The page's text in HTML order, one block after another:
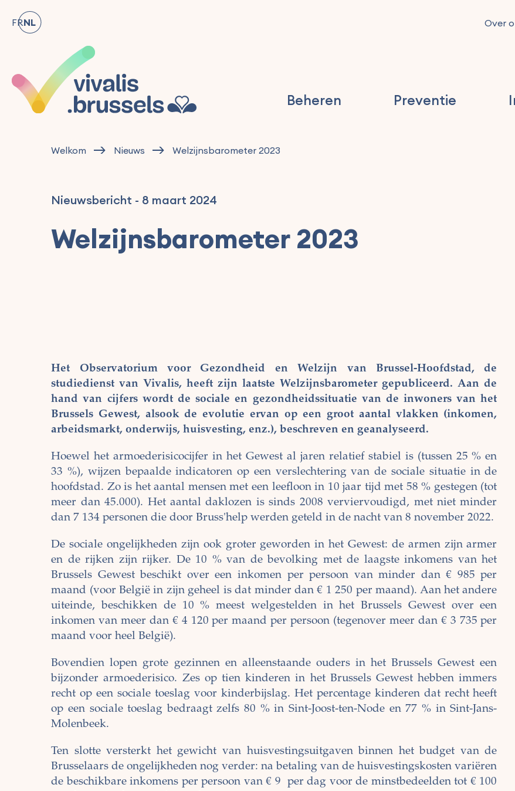
FRNL Over
Beheren Preventie
Welkom Nieuws Welzijnsbarometer 2023
Nieuwsbericht - 8 maart 2024
Welzijnsbarometer 2023
Het Observatorium voor Gezondheid en Welzijn van Brussel-Hoofdstad, de
studiedienst van Vivalis, heeft zijn laatste Welzijnsbarometer gepubliceerd. Aan de
hand van cijfers wordt de sociale en gezondheidssituatie van de inwoners van het
Brussels Gewest, alsook de evolutie ervan op een groot aantal vlakken (inkomen,
arbeidsmarkt, onderwijs, huisvesting, enz.), beschreven en geanalyseerd.
Hoewel het armoederisicocijfer in het Gewest al jaren relatief stabiel is (tussen 25 % en
33 %), wijzen bepaalde indicatoren op een verslechtering van de sociale situatie in de
hoofdstad. Zo is het aantal mensen met een leefloon in 10 jaar tijd met 58 % gestegen (tot
meer dan 45.000). Het aantal daklozen is sinds 2008 verviervoudigd, met niet minder
dan 7 134 personen die door Bruss'help werden geteld in de nacht van 8 november 2022.
De sociale ongelijkheden zijn ook groter geworden in het Gewest: de armen zijn armer
en de rijken zijn rijker. De 10 % van de bevolking met de laagste inkomens van het
Brussels Gewest beschikt over een inkomen per persoon van minder dan € 985 per
maand (voor België in zijn geheel is dat minder dan € 1 250 per maand). Aan het andere
uiteinde, beschikken de 10 % meest welgestelden in het Brussels Gewest over een
inkomen van meer dan € 4 120 per maand per persoon (tegenover meer dan € 3 735 per
maand voor heel België).
Bovendien lopen grote gezinnen en alleenstaande ouders in het Brussels Gewest een
bijzonder armoederisico. Zes op tien kinderen in het Brussels Gewest hebben immers
recht op een sociale toeslag voor kinderbijslag. Het percentage kinderen dat recht heeft
op een sociale toeslag bedraagt zelfs 80 % in Sint-Joost-ten-Node en 77 % in Sint-Jans-
Molenbeek.
Ten slotte versterkt het gewicht van huisvestingsuitgaven binnen het budget van de
Brusselaars de ongelijkheden nog verder: na betaling van de huisvestingskosten variëren
de beschikbare inkomens per persoon van € 9 per dag voor de minstbedeelden tot € 100